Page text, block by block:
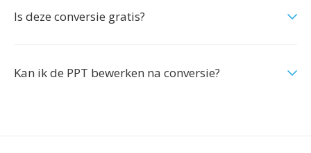
Is deze conversie gratis?
Kan ik de PPT bewerken na conversie?